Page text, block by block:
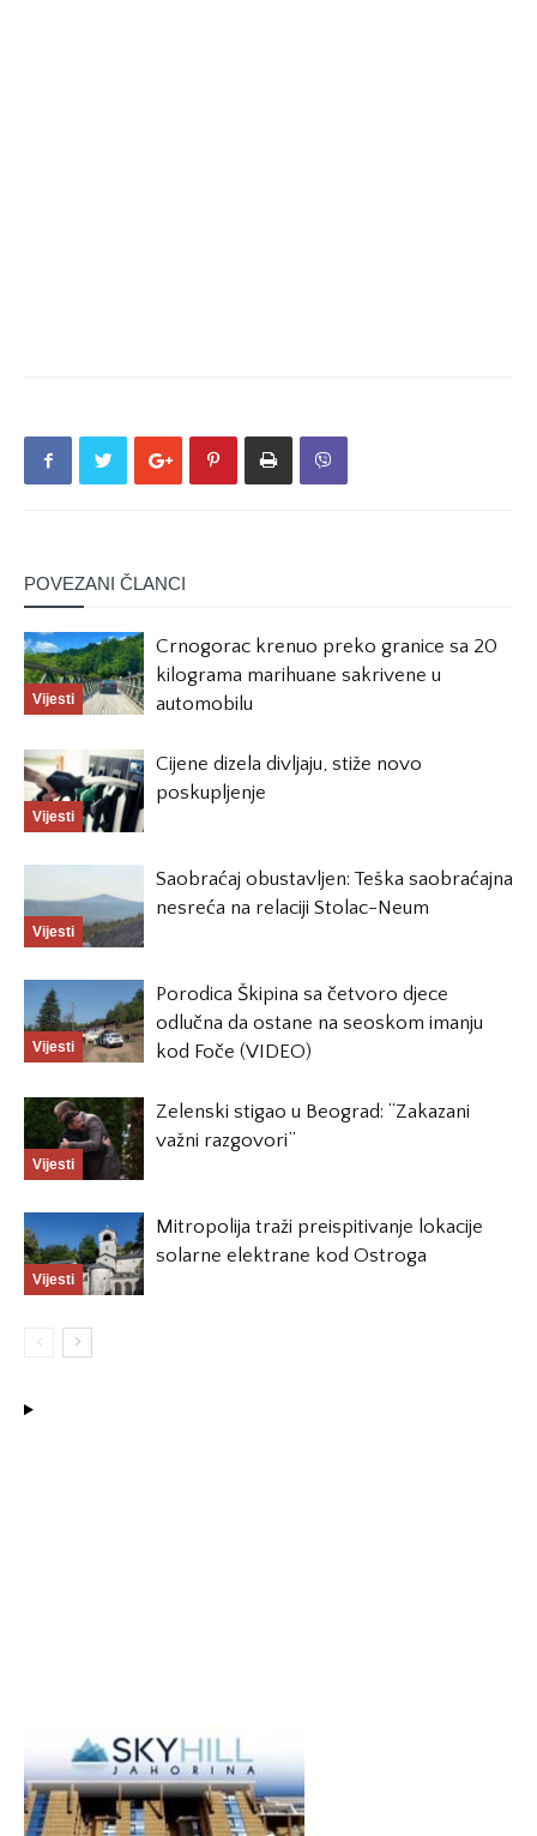
POVEZANI ČLANCI
Vijesti
Crnogorac krenuo preko granice sa 20
kilograma marihuane sakrivene u
automobilu
Vijesti
Cijene dizela divljaju, stiže novo
poskupljenje
Vijesti
Saobraćaj obustavljen: Teška saobraćajna
nesreća na relaciji Stolac-Neum
Vijesti
Porodica Škipina sa četvoro djece
odlučna da ostane na seoskom imanju
kod Foče (VIDEO)
Vijesti
Zelenski stigao u Beograd: “Zakazani
važni razgovori”
Vijesti
Mitropolija traži preispitivanje lokacije
solarne elektrane kod Ostroga